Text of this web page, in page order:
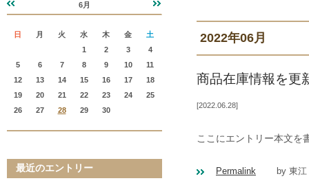
2022年06月
2022.06.28
商品在庫情報を更
ここにエントリー本文を
Permalink by 東江
«
6月
»
日 月 火 水 木 金
土
1
2 3
4
5
6 7 8 9 10
11
12
13 14 15 16 17
18
19
20 21 22 23 24
25
26
27 28 29 30
最近のエントリー